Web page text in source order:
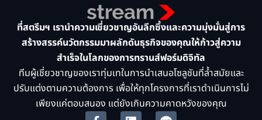
ที่สตรีมฯ เรานำความเชี่ยวชาญอันลึกซึ้งและความมุ่งมั่นสู่การ
สร้างสรรค์นวัตกรรมมาผลักดันธุรกิจของคุณให้ก้าวสู่ความ
สำเร็จในโลกของการทรานส์ฟอร์มดิจิทัล
ทีมผู้เชี่ยวชาญของเราทุ่มเทในการนำเสนอโซลูชันที่ล้ำสมัยและ
ปรับแต่งตามความต้องการ เพื่อให้ทุกโครงการที่เราดำเนินการไม่
เพียงแค่ตอบสนอง แต่ยังเกินความคาดหวังของคุณ